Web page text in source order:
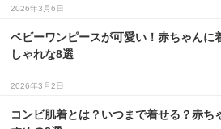
2026年3月6日
ベビーワンピースが可愛い！赤ちゃんに
しゃれな8選
2026年3月2日
コンビ肌着とは？いつまで着せる？赤ち